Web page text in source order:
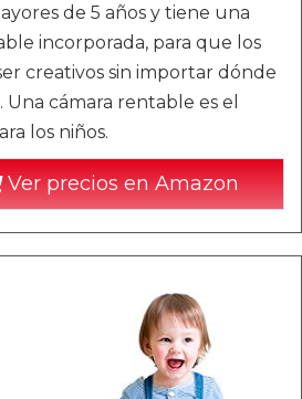
de 5 años y tiene una
incorporada, para que los
creativos sin importar dónde
cámara rentable es el
los niños.
Ver precios en Amazon